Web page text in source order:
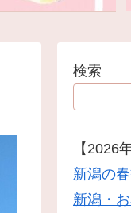
検索
【2026
新潟の
新潟・